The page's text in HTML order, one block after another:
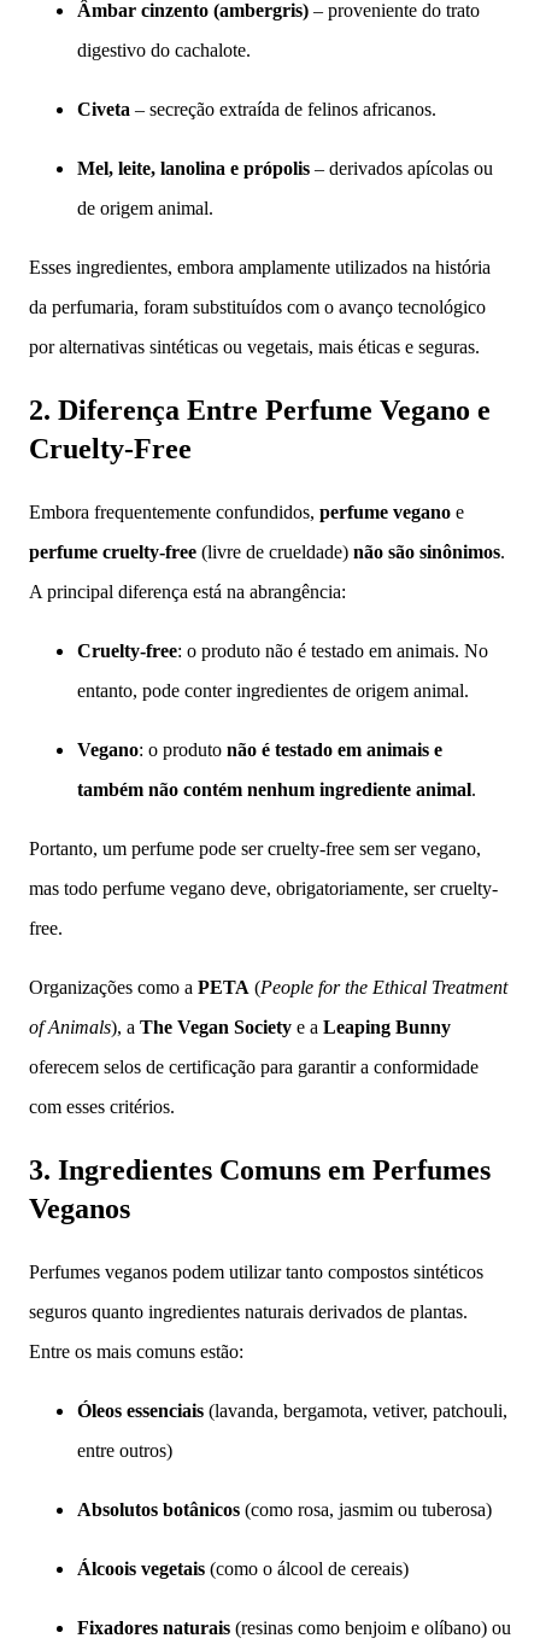
Âmbar cinzento (ambergris) – proveniente do trato
digestivo do cachalote.
Civeta – secreção extraída de felinos africanos.
Mel, leite, lanolina e própolis – derivados apícolas ou
de origem animal.
Esses ingredientes, embora amplamente utilizados na história
da perfumaria, foram substituídos com o avanço tecnológico
por alternativas sintéticas ou vegetais, mais éticas e seguras.
2. Diferença Entre Perfume Vegano e
Cruelty-Free
Embora frequentemente confundidos, perfume vegano e
perfume cruelty-free (livre de crueldade) não são sinônimos.
A principal diferença está na abrangência:
Cruelty-free: o produto não é testado em animais. No
entanto, pode conter ingredientes de origem animal.
Vegano: o produto não é testado em animais e
também não contém nenhum ingrediente animal.
Portanto, um perfume pode ser cruelty-free sem ser vegano,
mas todo perfume vegano deve, obrigatoriamente, ser cruelty-
free.
Organizações como a PETA (People for the Ethical Treatment
of Animals), a The Vegan Society e a Leaping Bunny
oferecem selos de certificação para garantir a conformidade
com esses critérios.
3. Ingredientes Comuns em Perfumes
Veganos
Perfumes veganos podem utilizar tanto compostos sintéticos
seguros quanto ingredientes naturais derivados de plantas.
Entre os mais comuns estão:
Óleos essenciais (lavanda, bergamota, vetiver, patchouli,
entre outros)
Absolutos botânicos (como rosa, jasmim ou tuberosa)
Álcoois vegetais (como o álcool de cereais)
Fixadores naturais (resinas como benjoim e olíbano) ou